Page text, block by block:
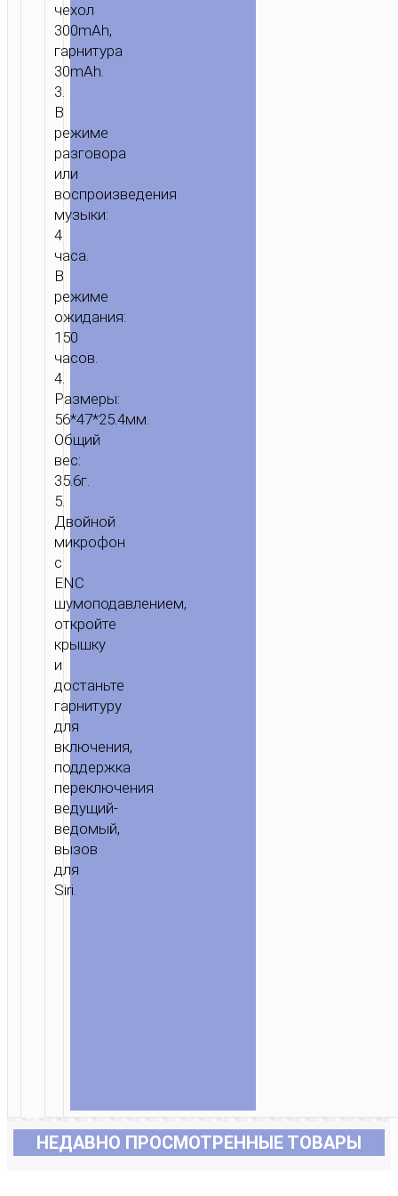
ГАРНИТУРА
CANTANTE”
чехол
300mAh,
гарнитура
30mAh.
3.
В
режиме
разговора
или
воспроизведения
музыки:
4
часа.
В
режиме
ожидания:
150
часов.
4.
Размеры:
56*47*25.4мм.
Общий
вес:
35.6г.
5.
Двойной
микрофон
с
ENC
шумоподавлением,
откройте
крышку
и
достаньте
гарнитуру
для
включения,
поддержка
переключения
ведущий-
ведомый,
вызов
для
Siri.
НЕДАВНО ПРОСМОТРЕННЫЕ ТОВАРЫ